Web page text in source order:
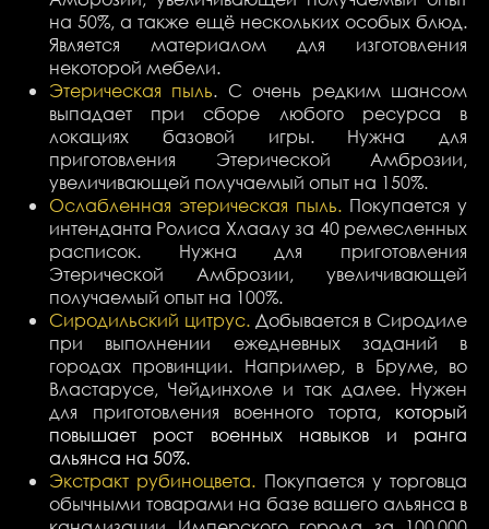
на 50%, а также ещё нескольких особых блюд.
Является материалом для изготовления
некоторой мебели.
Этерическая пыль. С очень редким шансом
выпадает при сборе любого ресурса в
локациях базовой игры. Нужна для
приготовления Этерической Амброзии,
увеличивающей получаемый опыт на 150%.
Ослабленная этерическая пыль. Покупается у
интенданта Ролиса Хлаалу за 40 ремесленных
расписок. Нужна для приготовления
Этерической Амброзии, увеличивающей
получаемый опыт на 100%.
Сиродильский цитрус.Добывается в Сиродиле
при выполнении ежедневных заданий в
городах провинции. Например, в Бруме, во
Властарусе, Чейдинхоле и так далее. Нужен
для приготовления военного торта, который
повышает рост военных навыков и ранга
альянса на 50%.
Экстракт рубиноцвета. Покупается у торговца
обычными товарами на базе вашего альянса в